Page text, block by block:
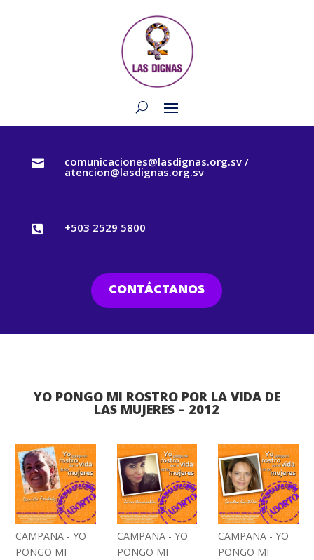
 comunicaciones@lasdignas.org.sv /
atencion@lasdignas.org.sv
 +503 2529 5800
CONTÁCTANOS
YO PONGO MI ROSTRO POR LA VIDA DE
LAS MUJERES – 2012
CAMPAÑA - YO
PONGO MI
CAMPAÑA - YO
PONGO MI
CAMPAÑA - YO
PONGO MI